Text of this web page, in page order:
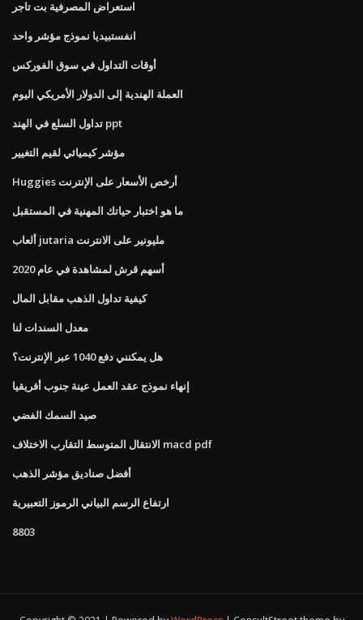
استعراض المصرفية بت تاجر
انفستبيديا نموذج مؤشر واحد
أوقات التداول في سوق الفوركس
العملة الهندية إلى الدولار الأمريكي اليوم
تداول السلع في الهند ppt
مؤشر كيميائي لقيم التغيير
Huggies أرخص الأسعار على الإنترنت
ما هو اختبار حياتك المهنية في المستقبل
ألعاب jutaria مليونير على الانترنت
أسهم قرش لمشاهدة في عام 2020
كيفية تداول الذهب مقابل المال
معدل السندات لنا
هل يمكنني دفع 1040 عبر الإنترنت؟
إنهاء نموذج عقد العمل عينة جنوب أفريقيا
صيد السمك الفضي
الانتقال المتوسط ​​التقارب الاختلاف macd pdf
أفضل صناديق مؤشر الذهب
ارتفاع الرسم البياني الرموز التعبيرية
8803